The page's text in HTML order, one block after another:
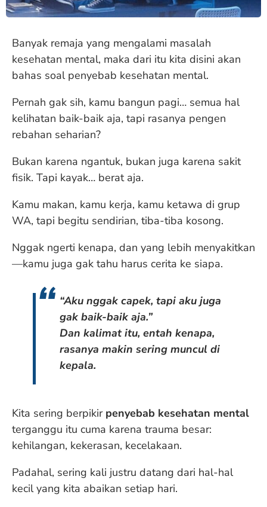
Banyak remaja yang mengalami masalah
kesehatan mental, maka dari itu kita disini akan
bahas soal penyebab kesehatan mental.
Pernah gak sih, kamu bangun pagi… semua hal
kelihatan baik-baik aja, tapi rasanya pengen
rebahan seharian?
Bukan karena ngantuk, bukan juga karena sakit
fisik. Tapi kayak… berat aja.
Kamu makan, kamu kerja, kamu ketawa di grup
WA, tapi begitu sendirian, tiba-tiba kosong.
Nggak ngerti kenapa, dan yang lebih menyakitkan
—kamu juga gak tahu harus cerita ke siapa.
“Aku nggak capek, tapi aku juga
gak baik-baik aja.”
Dan kalimat itu, entah kenapa,
rasanya makin sering muncul di
kepala.
Kita sering berpikir penyebab kesehatan mental
terganggu itu cuma karena trauma besar:
kehilangan, kekerasan, kecelakaan.
Padahal, sering kali justru datang dari hal-hal
kecil yang kita abaikan setiap hari.